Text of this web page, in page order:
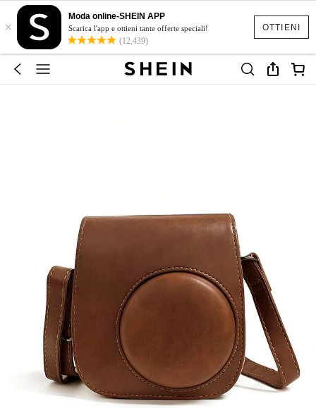
OTTIENI
×
Moda online-SHEIN APP
Scarica l'app e ottieni tante offerte speciali!
(12,439)